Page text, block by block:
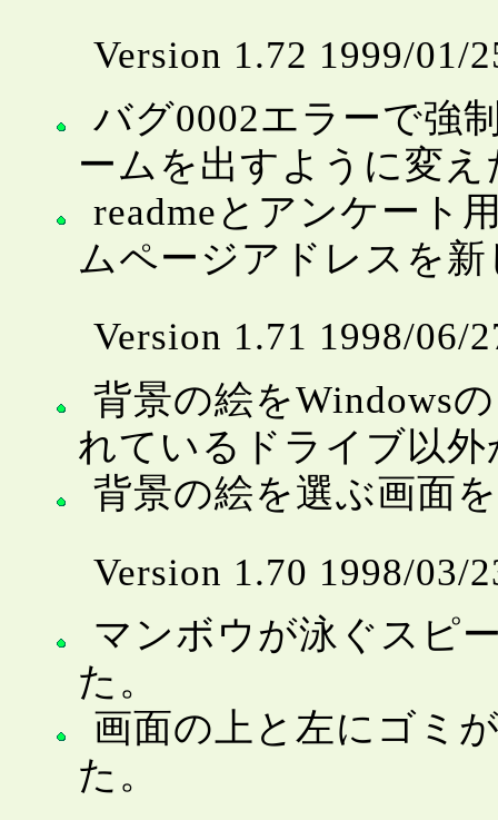
Version 1.72 1999/01/
バグ0002エラーで強
ームを出すように変え
readmeとアンケート
ムページアドレスを
Version 1.71 1998/06/
背景の絵をWindows
れているドライブ以
背景の絵を選ぶ画面
Version 1.70 1998/03/
マンボウが泳ぐスピ
た。
画面の上と左にゴミ
た。